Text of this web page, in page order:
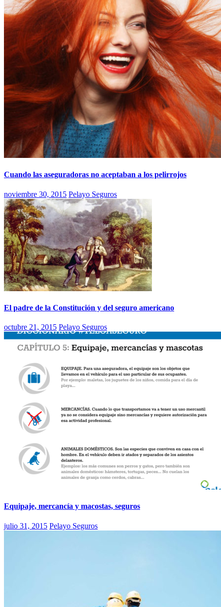
Cuando las aseguradoras no aceptaban a los pelirrojos
noviembre 30, 2015 Pelayo Seguros
El padre de la Constitución y del seguro americano
octubre 21, 2015 Pelayo Seguros
Equipaje, mercancía y macostas, seguros
julio 31, 2015 Pelayo Seguros